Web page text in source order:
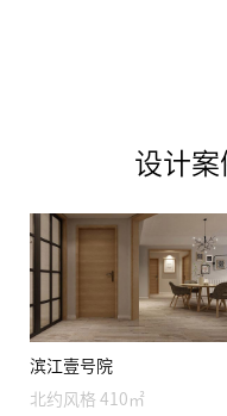
设计案
滨江壹号院
北约风格 410㎡